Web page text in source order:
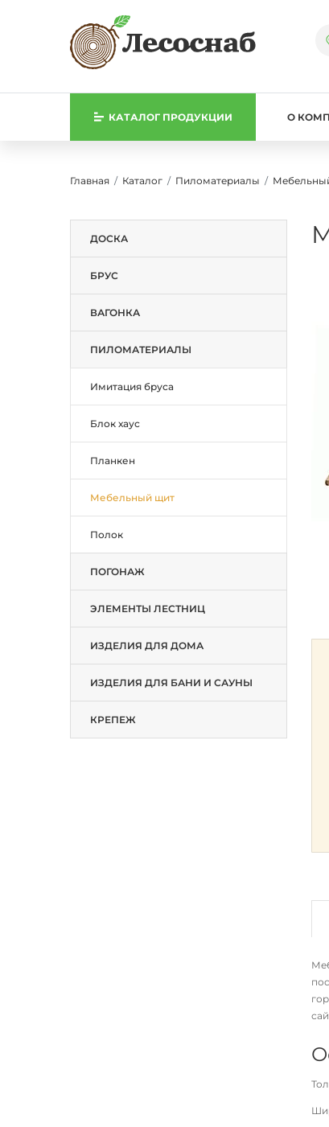
КАТАЛОГ ПРОДУКЦИИ О
Главная Каталог Пиломатериалы
ДОСКА
БРУС
ВАГОНКА
ПИЛОМАТЕРИАЛЫ
Имитация бруса
Блок хаус
Планкен
Мебельный щит
Полок
ПОГОНАЖ
ЭЛЕМЕНТЫ ЛЕСТНИЦ
ИЗДЕЛИЯ ДЛЯ ДОМА
ИЗДЕЛИЯ ДЛЯ БАНИ И САУНЫ
КРЕПЕЖ